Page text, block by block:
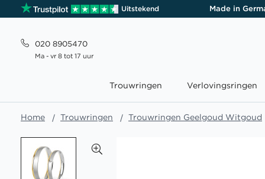
Uitstekend Made in
020 8905470
Ma - vr 8 tot 17 uur
Trouwringen Verlovingsringen
Home Trouwringen Trouwringen Geelgoud Witgoud
naar
het